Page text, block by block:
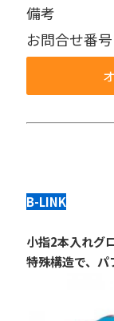
備考
お問合せ番
B-LINK
小指2本入れグ
特殊構造で、パ